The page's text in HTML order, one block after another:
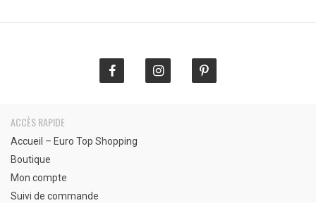
ACCÈS RAPIDE
Accueil – Euro Top Shopping
Boutique
Mon compte
Suivi de commande